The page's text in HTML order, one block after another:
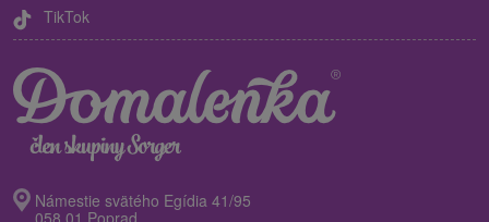
TikTok
Námestie svätého Egídia 41/95
058 01 Poprad